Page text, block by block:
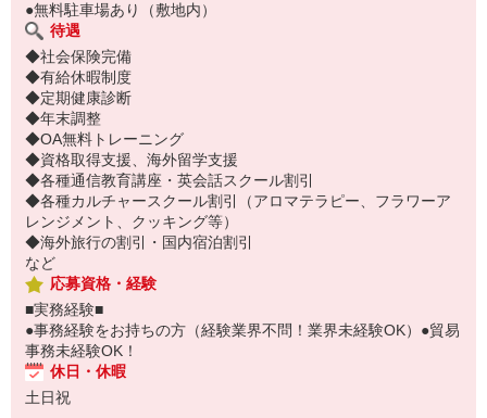
●無料駐車場あり（敷地内）
待遇
◆社会保険完備
◆有給休暇制度
◆定期健康診断
◆年末調整
◆OA無料トレーニング
◆資格取得支援、海外留学支援
◆各種通信教育講座・英会話スクール割引
◆各種カルチャースクール割引（アロマテラピー、フラワーア
レンジメント、クッキング等）
◆海外旅行の割引・国内宿泊割引
など
応募資格・経験
■実務経験■
●事務経験をお持ちの方（経験業界不問！業界未経験OK）●貿易
事務未経験OK！
休日・休暇
土日祝